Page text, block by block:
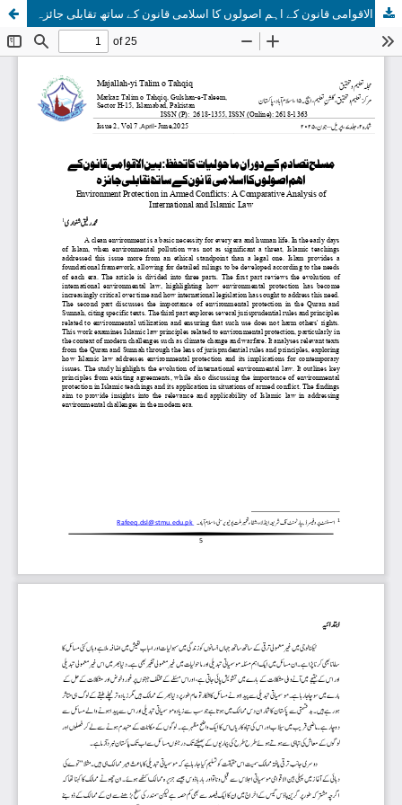
مسلح تصادم کے دوران ماحولیات کا تحفظ : بین الاقوامی قانون کے اہم اصولوں کا اسلامی قانون کے ساتھ تقابلی جائزہ